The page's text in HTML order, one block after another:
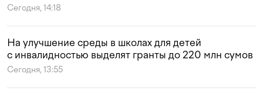
Сегодня, 14:18
На улучшение среды в школах для детей
с инвалидностью выделят гранты до 220 млн сумов
Сегодня, 13:55